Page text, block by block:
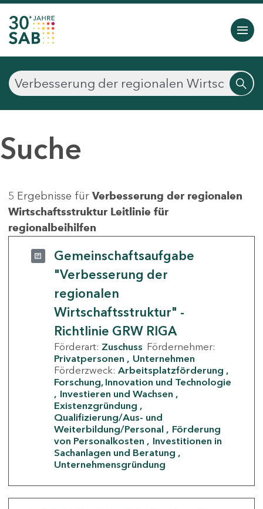
Suche
5 Ergebnisse für Verbesserung der regionalen
Wirtschaftsstruktur Leitlinie für
regionalbeihilfen
Gemeinschaftsaufgabe
"Verbesserung der
regionalen
Wirtschaftsstruktur" -
Richtlinie GRW RIGA
Förderart: Zuschuss Fördernehmer:
Privatpersonen
Unternehmen
Förderzweck: Arbeitsplatzförderung
Forschung, Innovation und Technologie
Investieren und Wachsen
Existenzgründung
Qualifizierung/Aus- und
Weiterbildung/Personal
Förderung
von Personalkosten
Investitionen in
Sachanlagen und Beratung
Unternehmensgründung